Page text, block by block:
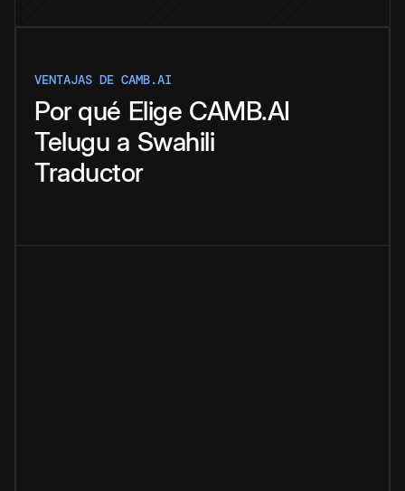
VENTAJAS DE CAMB.AI
Por qué Elige CAMB.AI
Telugu a Swahili
Traductor